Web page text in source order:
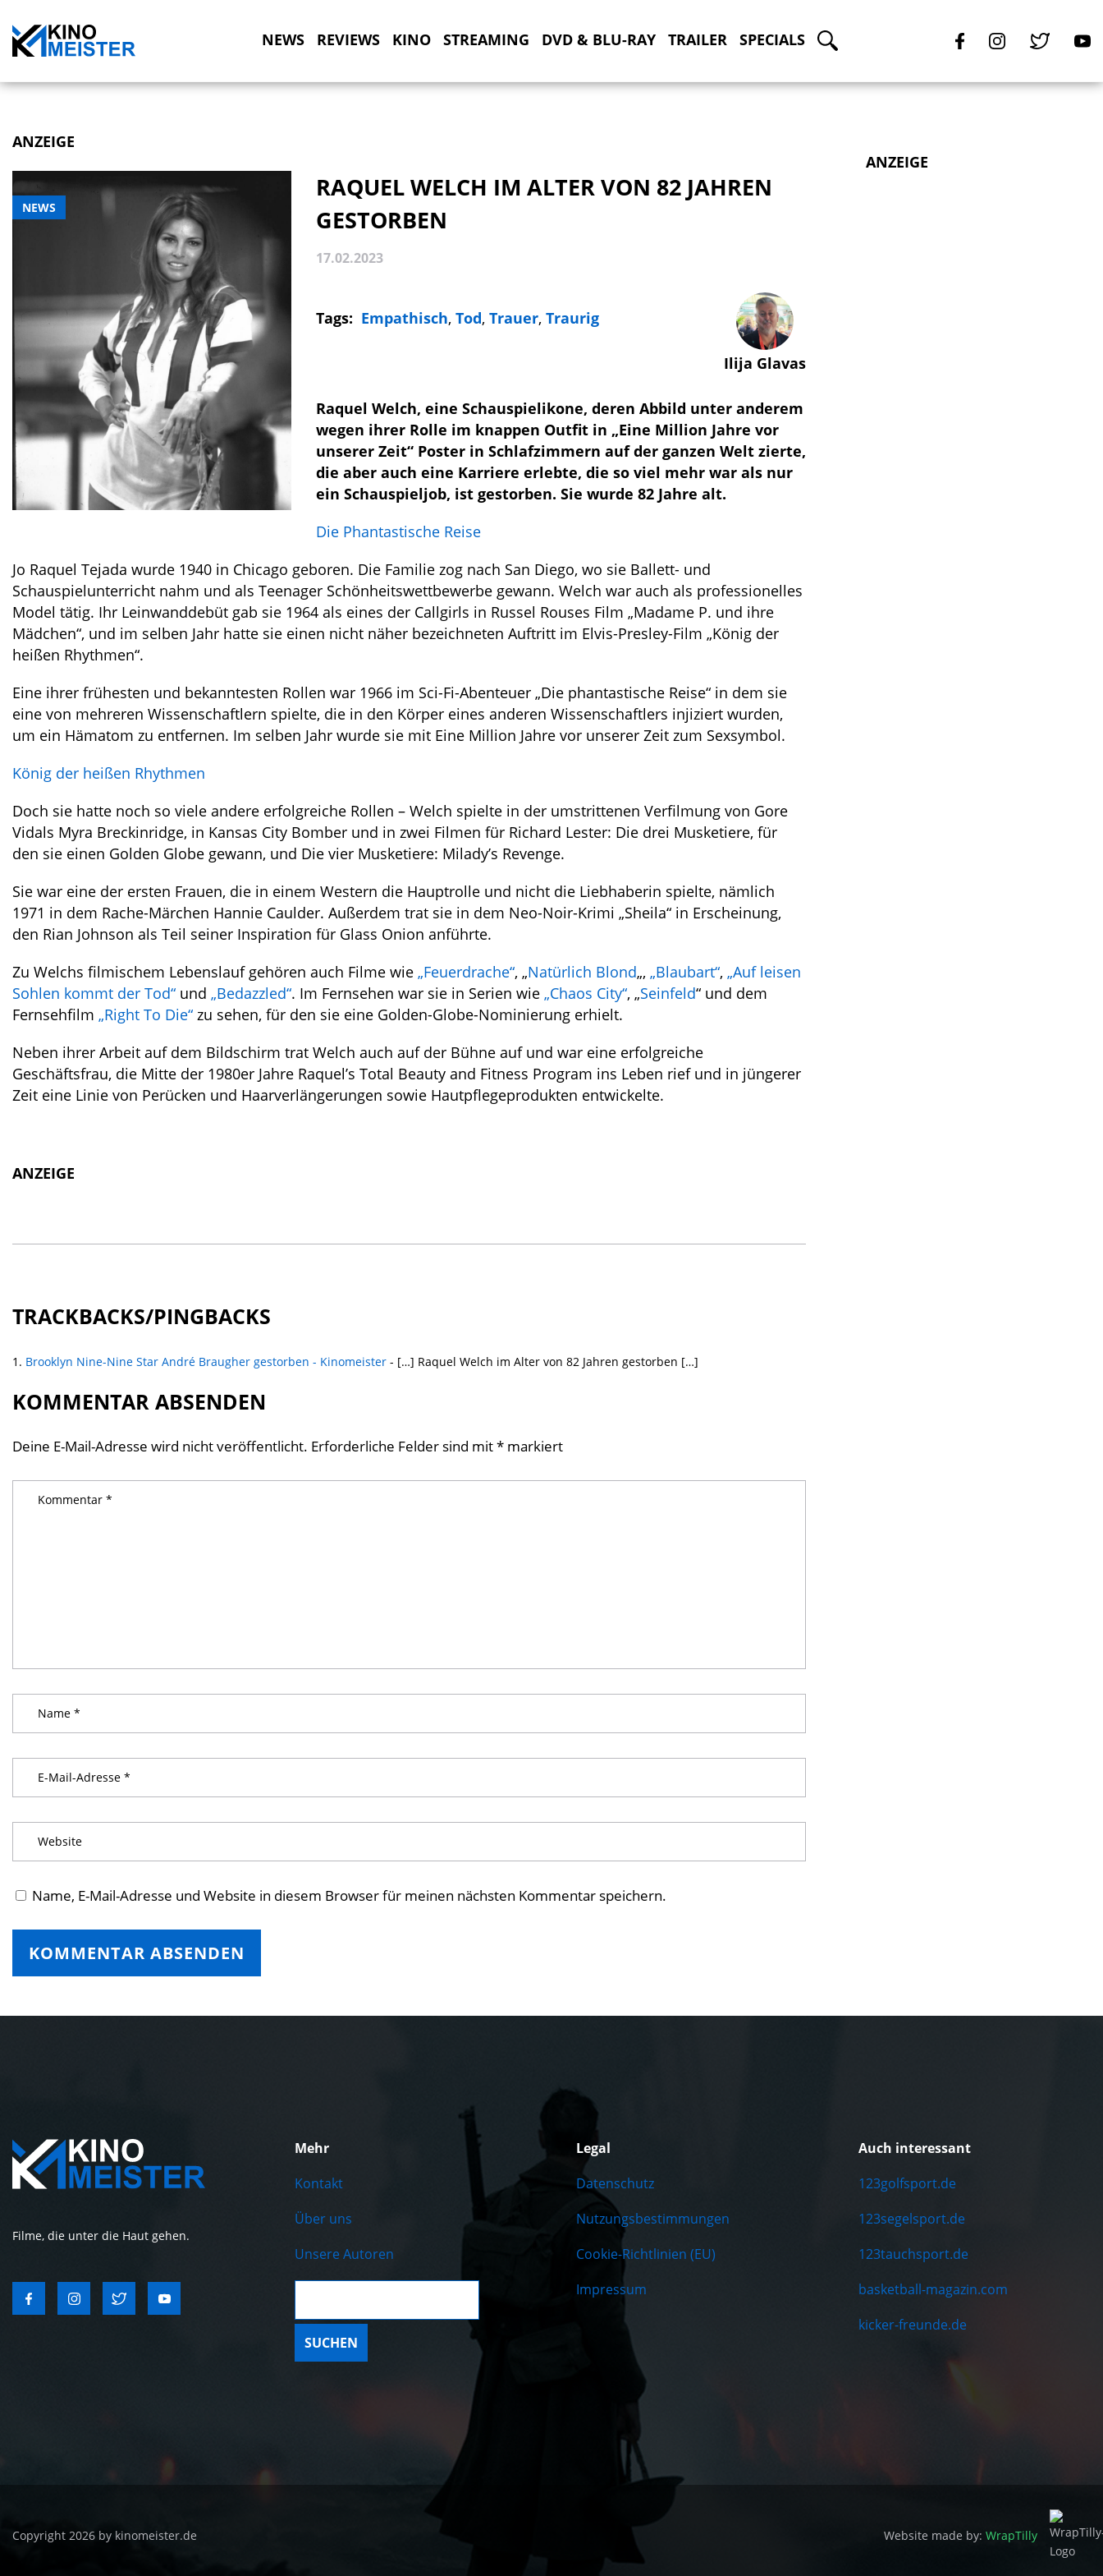
NEWS REVIEWS KINO STREAMING DVD & BLU-RAY TRAILER SPECIALS
ANZEIGE
NEWS
RAQUEL WELCH IM ALTER VON 82 JAHREN
GESTORBEN
17.02.2023
Tags: Empathisch, Tod, Trauer, Traurig
Ilija Glavas
Raquel Welch, eine Schauspielikone, deren Abbild unter anderem
wegen ihrer Rolle im knappen Outfit in „Eine Million Jahre vor
unserer Zeit“ Poster in Schlafzimmern auf der ganzen Welt zierte,
die aber auch eine Karriere erlebte, die so viel mehr war als nur
ein Schauspieljob, ist gestorben. Sie wurde 82 Jahre alt.
Die Phantastische Reise
Jo Raquel Tejada wurde 1940 in Chicago geboren. Die Familie zog nach San Diego, wo sie Ballett- und
Schauspielunterricht nahm und als Teenager Schönheitswettbewerbe gewann. Welch war auch als professionelles
Model tätig. Ihr Leinwanddebüt gab sie 1964 als eines der Callgirls in Russel Rouses Film „Madame P. und ihre
Mädchen“, und im selben Jahr hatte sie einen nicht näher bezeichneten Auftritt im Elvis-Presley-Film „König der
heißen Rhythmen“.
Eine ihrer frühesten und bekanntesten Rollen war 1966 im Sci-Fi-Abenteuer „Die phantastische Reise“ in dem sie
eine von mehreren Wissenschaftlern spielte, die in den Körper eines anderen Wissenschaftlers injiziert wurden,
um ein Hämatom zu entfernen. Im selben Jahr wurde sie mit Eine Million Jahre vor unserer Zeit zum Sexsymbol.
König der heißen Rhythmen
Doch sie hatte noch so viele andere erfolgreiche Rollen – Welch spielte in der umstrittenen Verfilmung von Gore
Vidals Myra Breckinridge, in Kansas City Bomber und in zwei Filmen für Richard Lester: Die drei Musketiere, für
den sie einen Golden Globe gewann, und Die vier Musketiere: Milady’s Revenge.
Sie war eine der ersten Frauen, die in einem Western die Hauptrolle und nicht die Liebhaberin spielte, nämlich
1971 in dem Rache-Märchen Hannie Caulder. Außerdem trat sie in dem Neo-Noir-Krimi „Sheila“ in Erscheinung,
den Rian Johnson als Teil seiner Inspiration für Glass Onion anführte.
Zu Welchs filmischem Lebenslauf gehören auch Filme wie „Feuerdrache“, „Natürlich Blond„, „Blaubart“, „Auf leisen
Sohlen kommt der Tod“ und „Bedazzled“. Im Fernsehen war sie in Serien wie „Chaos City“, „Seinfeld“ und dem
Fernsehfilm „Right To Die“ zu sehen, für den sie eine Golden-Globe-Nominierung erhielt.
Neben ihrer Arbeit auf dem Bildschirm trat Welch auch auf der Bühne auf und war eine erfolgreiche
Geschäftsfrau, die Mitte der 1980er Jahre Raquel’s Total Beauty and Fitness Program ins Leben rief und in jüngerer
Zeit eine Linie von Perücken und Haarverlängerungen sowie Hautpflegeprodukten entwickelte.
ANZEIGE
TRACKBACKS/PINGBACKS
Brooklyn Nine-Nine Star André Braugher gestorben - Kinomeister - […] Raquel Welch im Alter von 82 Jahren gestorben […]
KOMMENTAR ABSENDEN
Deine E-Mail-Adresse wird nicht veröffentlicht. Erforderliche Felder sind mit* markiert
Name, E-Mail-Adresse und Website in diesem Browser für meinen nächsten Kommentar speichern.
ANZEIGE
Filme, die unter die Haut gehen.
Mehr
Kontakt
Über uns
Unsere Autoren
Legal
Datenschutz
Nutzungsbestimmungen
Cookie-Richtlinien (EU)
Impressum
Auch interessant
123golfsport.de
123segelsport.de
123tauchsport.de
basketball-magazin.com
kicker-freunde.de
Copyright 2026 by kinomeister.de Website made by: WrapTilly